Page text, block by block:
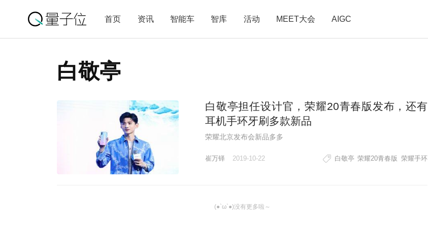
首页 资讯 智能车 智库 活动 MEET大会 AIGC
白敬亭
白敬亭担任设计官，荣耀20青春版发布，还有
耳机手环牙刷多款新品
荣耀北京发布会新品多多
崔万铎 2019-10-22 白敬亭 荣耀20青春版 荣耀手环
(●`ω`●)没有更多啦～